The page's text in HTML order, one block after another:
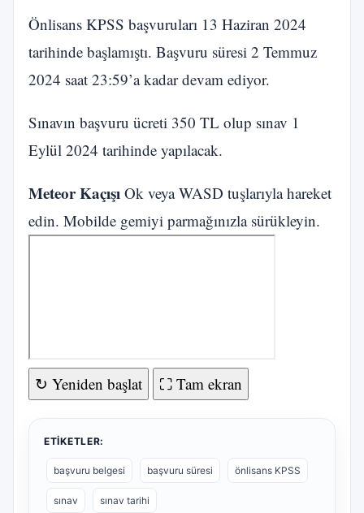
Önlisans KPSS başvuruları 13 Haziran 2024
tarihinde başlamıştı. Başvuru süresi 2 Temmuz
2024 saat 23:59’a kadar devam ediyor.
Sınavın başvuru ücreti 350 TL olup sınav 1
Eylül 2024 tarihinde yapılacak.
Meteor Kaçışı Ok veya WASD tuşlarıyla hareket
edin. Mobilde gemiyi parmağınızla sürükleyin.
↻ Yeniden başlat ⛶ Tam ekran
ETIKETLER:
başvuru belgesi başvuru süresi önlisans KPSS
sınav sınav tarihi